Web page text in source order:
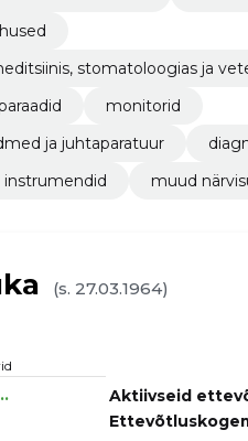
stomatoloogias ja
monitorid
ja juhtaparatuur
instrumendid
muud
(s. 27.03.1964)
Aktiivseid